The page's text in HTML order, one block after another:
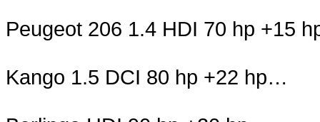
Peugeot 206 1.4 HDI 70 hp +15
Kango 1.5 DCI 80 hp +22 hp…